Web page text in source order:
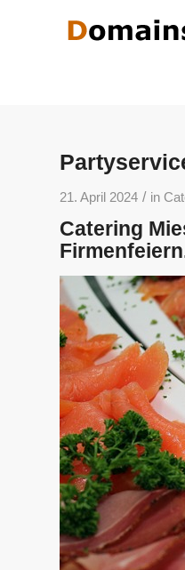
21. April 2024 / in
Catering